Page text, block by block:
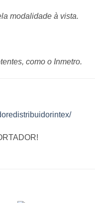
modalidade à vista.
como o Inmetro.